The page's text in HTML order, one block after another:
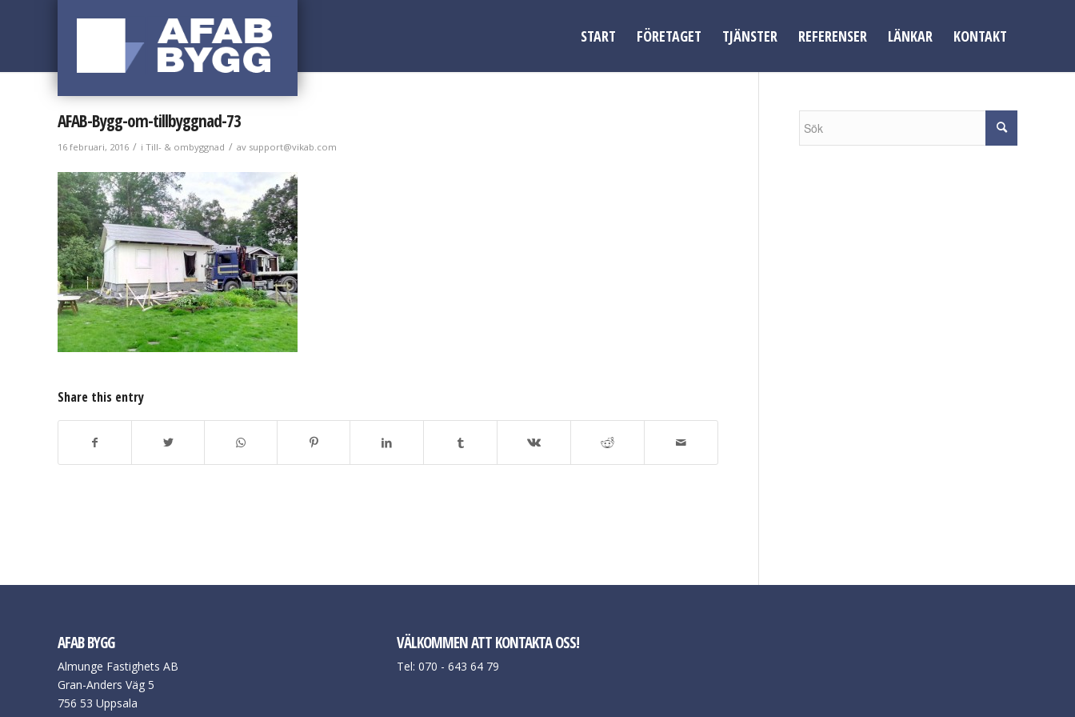
START FÖRETAGET TJÄNSTER REFERENSER LÄNKAR KONTAKT
AFAB-Bygg-om-tillbyggnad-73
16 februari, 2016 / i Till- & ombyggnad / av support@vikab.com
Share this entry
AFAB BYGG
Almunge Fastighets AB
Gran-Anders Väg 5
756 53 Uppsala
VÄLKOMMEN ATT KONTAKTA OSS!
Tel: 070 - 643 64 79